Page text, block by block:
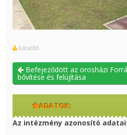
katai86
Befejeződött az orosházi
bővítése és felújítása
ADATOK:
Az intézmény azonosító adatai: